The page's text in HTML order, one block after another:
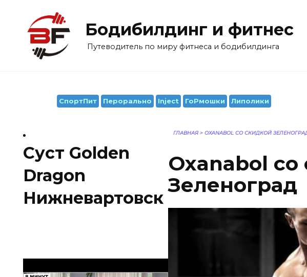
содержанию
Бодибилдинг и фитнес
Путеводитель по миру фитнеса и бодибилдинга
СпортПит Перорально Inject ГоРмошки Липолики
ГЛАВНАЯ > OXANABOL СО СКИДКОЙ
Oxanabol со
Зеленоград
Суст Golden
Dragon
Нижневартовск